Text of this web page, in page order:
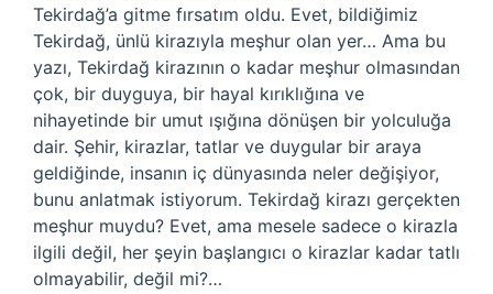
Tekirdağ’a gitme fırsatım oldu. Evet, bildiğimiz
Tekirdağ, ünlü kirazıyla meşhur olan yer… Ama bu
yazı, Tekirdağ kirazının o kadar meşhur olmasından
çok, bir duyguya, bir hayal kırıklığına ve
nihayetinde bir umut ışığına dönüşen bir yolculuğa
dair. Şehir, kirazlar, tatlar ve duygular bir araya
geldiğinde, insanın iç dünyasında neler değişiyor,
bunu anlatmak istiyorum. Tekirdağ kirazı gerçekten
meşhur muydu? Evet, ama mesele sadece o kirazla
ilgili değil, her şeyin başlangıcı o kirazlar kadar tatlı
olmayabilir, değil mi?…